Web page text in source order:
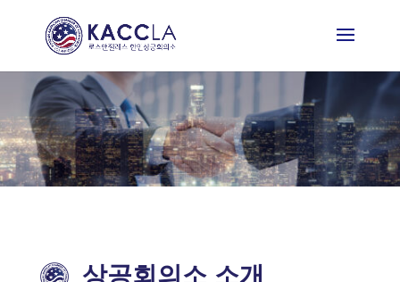
상공회의소 소개